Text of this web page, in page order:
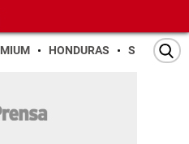
HONDURAS SAN PEDRO